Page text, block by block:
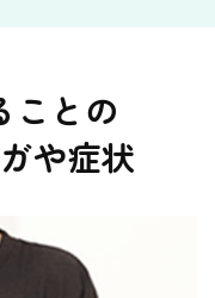
ません。
4日まで休診とさ
ことの
や症状